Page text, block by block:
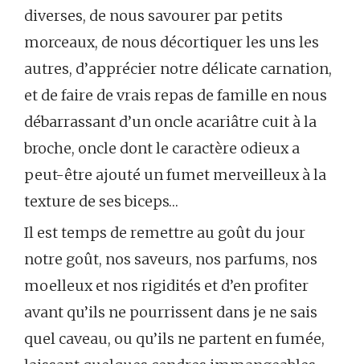
diverses, de nous savourer par petits
morceaux, de nous décortiquer les uns les
autres, d’apprécier notre délicate carnation,
et de faire de vrais repas de famille en nous
débarrassant d’un oncle acariâtre cuit à la
broche, oncle dont le caractère odieux a
peut-être ajouté un fumet merveilleux à la
texture de ses biceps…
Il est temps de remettre au goût du jour
notre goût, nos saveurs, nos parfums, nos
moelleux et nos rigidités et d’en profiter
avant qu’ils ne pourrissent dans je ne sais
quel caveau, ou qu’ils ne partent en fumée,